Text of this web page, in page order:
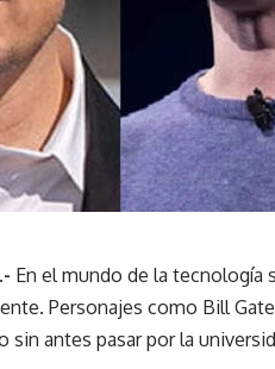
En el mundo de la tecnología
Personajes como Bill
antes pasar por la